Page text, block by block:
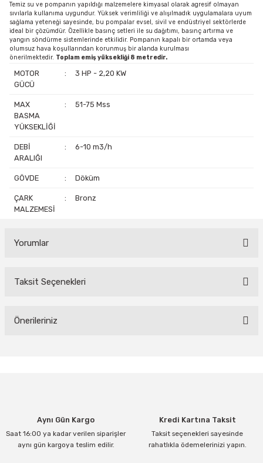
Temiz su ve pompanın yapıldığı malzemelere kimyasal olarak agresif olmayan
sıvılarla kullanıma uygundur. Yüksek verimliliği ve alışılmadık uygulamalara uyum
sağlama yeteneği sayesinde, bu pompalar evsel, sivil ve endüstriyel sektörlerde
ideal bir çözümdür. Özellikle basınç setleri ile su dağıtımı, basınç artırma ve
yangın söndürme sistemlerinde etkilidir. Pompanın kapalı bir ortamda veya
olumsuz hava koşullarından korunmuş bir alanda kurulması
önerilmektedir. Toplam emiş yüksekliği 8 metredir.
MOTOR
GÜCÜ
: 3 HP - 2,20 KW
MAX
BASMA
YÜKSEKLİĞİ
: 51-75 Mss
DEBİ
ARALIĞI
: 6-10 m3/h
GÖVDE : Döküm
ÇARK
MALZEMESİ
: Bronz
Yorumlar
Bu ürüne ilk yorumu siz yapın!
Taksit Seçenekleri
Önerileriniz
Ürün açıklamasında eksik bilgiler bulunuyor.
Ürün bilgilerinde hatalar bulunuyor.
Aynı Gün Kargo
Saat 16:00 ya kadar verilen siparişler
aynı gün kargoya teslim edilir.
Kredi Kartına Taksit
Taksit seçenekleri sayesinde
rahatlıkla ödemelerinizi yapın.